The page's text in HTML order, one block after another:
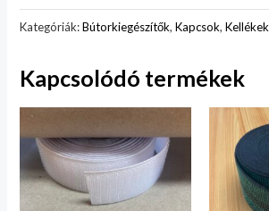
Kategóriák:Bútorkiegészítők,Kapcsok,Kellékek
Kapcsolódó termékek